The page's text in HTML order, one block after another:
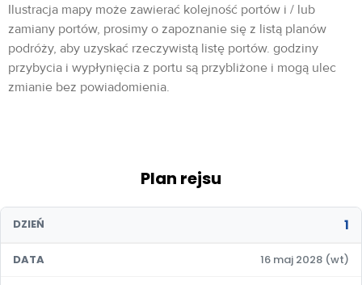
Ilustracja mapy może zawierać kolejność portów i / lub
zamiany portów, prosimy o zapoznanie się z listą planów
podróży, aby uzyskać rzeczywistą listę portów. godziny
przybycia i wypłynięcia z portu są przybliżone i mogą ulec
zmianie bez powiadomienia.
Plan rejsu
DZIEŃ 1
DATA 16 maj 2028 (wt)